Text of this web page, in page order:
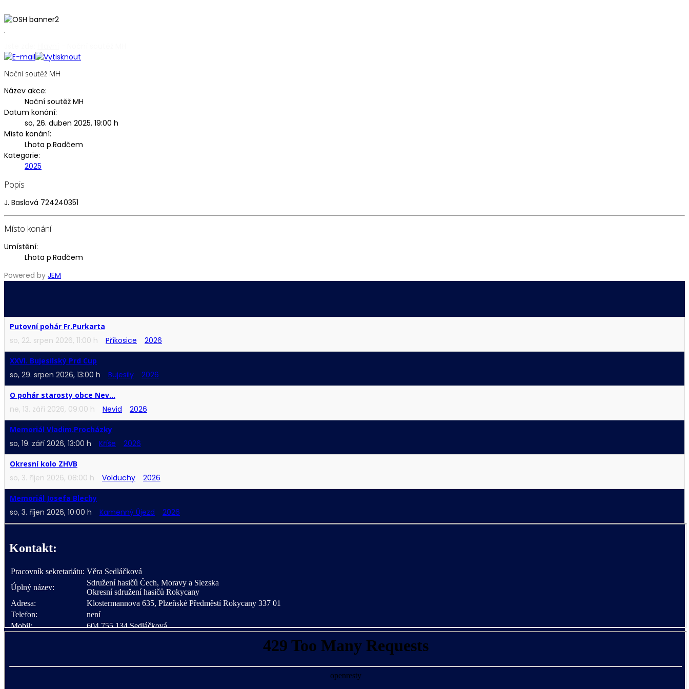
.
Noční soutěž MH
Název akce:
Noční soutěž MH
Datum konání:
so, 26. duben 2025, 19:00 h
Místo konání:
Lhota p.Radčem
Kategorie:
2025
Popis
J. Baslová 724240351
Místo konání
Umístění:
Lhota p.Radčem
Powered by JEM
Putovní pohár Fr.Purkarta
so, 22. srpen 2026, 11:00 h Příkosice 2026
XXVI. Bujesilský Prd Cup
so, 29. srpen 2026, 13:00 h Bujesily 2026
O pohár starosty obce Nev...
ne, 13. září 2026, 09:00 h Nevid 2026
Memoriál Vladim.Procházky
so, 19. září 2026, 13:00 h Kříše 2026
Okresní kolo ZHVB
so, 3. říjen 2026, 08:00 h Volduchy 2026
Memoriál Josefa Blechy
so, 3. říjen 2026, 10:00 h Kamenný Újezd 2026